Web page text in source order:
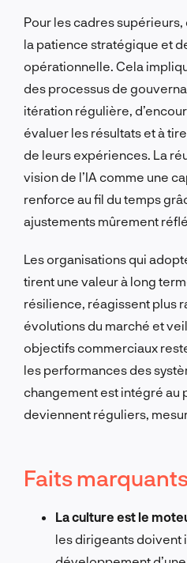
Pour les cadres
la patience stratégique et
opérationnelle. Cela
des processus de
itération régulière,
évaluer les résultats et à
de leurs expériences. La
vision de l’IA comme une
renforce au fil du temps
ajustements mûrement
Les organisations qui
tirent une valeur à long
résilience, réagissent plus
évolutions du marché et
objectifs commerciaux
les performances des
changement est intégré au
deviennent réguliers,
Faits
La culture est le
les dirigeants doivent